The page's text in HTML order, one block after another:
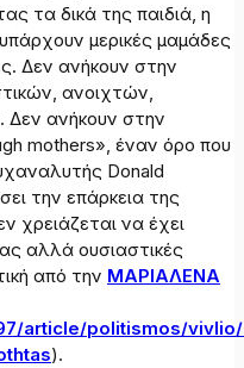
τα δικά της παιδιά, η
μερικές μαμάδες
Δεν ανήκουν στην
ανοιχτών,
Δεν ανήκουν στην
mothers», έναν όρο που
Donald
την επάρκεια της
χρειάζεται να έχει
αλλά ουσιαστικές
από την ΜΑΡΙΑΛΕΝΑ
article/politismos/
).